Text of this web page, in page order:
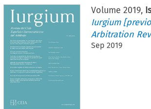
Volume 2019,
Iurgium
Arbitration
Sep 2019